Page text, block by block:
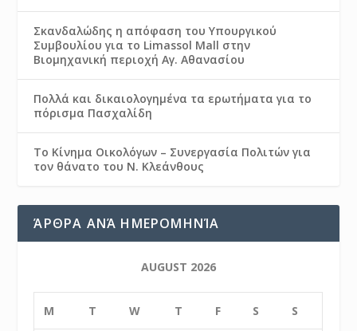
Σκανδαλώδης η απόφαση του Υπουργικού
Συμβουλίου για το Limassol Mall στην
Βιομηχανική περιοχή Αγ. Αθανασίου
Πολλά και δικαιολογημένα τα ερωτήματα για το
πόρισμα Πασχαλίδη
Το Κίνημα Οικολόγων – Συνεργασία Πολιτών για
τον θάνατο του Ν. Κλεάνθους
ΆΡΘΡΑ ΑΝΆ ΗΜΕΡΟΜΗΝΊΑ
AUGUST 2026
M T W T F S S